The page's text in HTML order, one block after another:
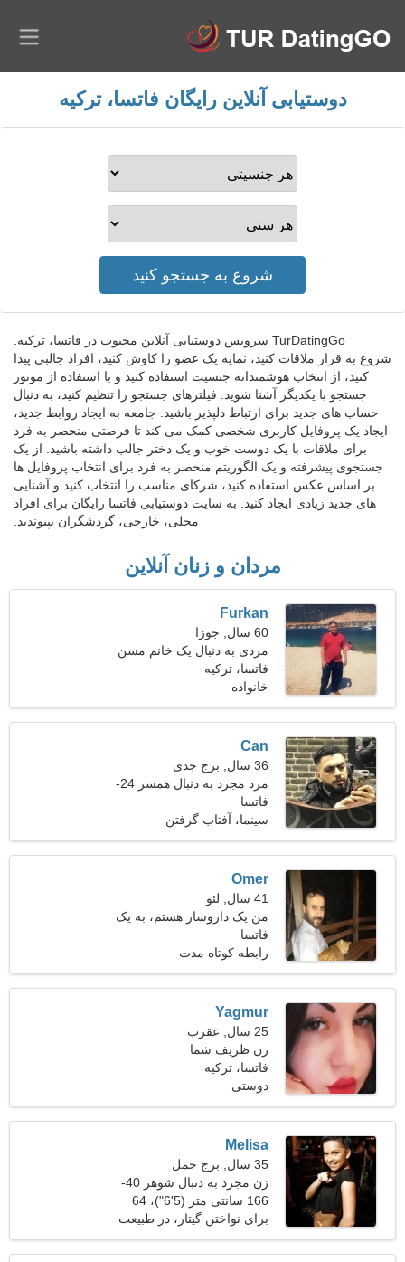
دوستیابی آنلاین رایگان فاتسا، ترکیه
TurDatingGo سرویس دوستیابی آنلاین محبوب در فاتسا، ترکیه.
شروع به قرار ملاقات کنید، نمایه یک عضو را کاوش کنید، افراد جالبی پیدا
کنید، از انتخاب هوشمندانه جنسیت استفاده کنید و با استفاده از موتور
جستجو با یکدیگر آشنا شوید. فیلترهای جستجو را تنظیم کنید، به دنبال
حساب های جدید برای ارتباط دلپذیر باشید. جامعه به ایجاد روابط جدید،
ایجاد یک پروفایل کاربری شخصی کمک می کند تا فرصتی منحصر به فرد
برای ملاقات با یک دوست خوب و یک دختر جالب داشته باشید. از یک
جستجوی پیشرفته و یک الگوریتم منحصر به فرد برای انتخاب پروفایل ها
بر اساس عکس استفاده کنید، شرکای مناسب را انتخاب کنید و آشنایی
های جدید زیادی ایجاد کنید. به سایت دوستیابی فاتسا رایگان برای افراد
محلی، خارجی، گردشگران بپیوندید.
مردان و زنان آنلاین
Furkan
60 سال, جوزا
مردی به دنبال یک خانم مسن
53-56
فاتسا، ترکیه
خانواده
Can
36 سال, برج جدی
مرد مجرد به دنبال همسر 24-
34
فاتسا
سینما، آفتاب گرفتن
Omer
41 سال, لئو
من یک داروساز هستم، به یک
خانم باحال نیاز دارم
فاتسا
رابطه کوتاه مدت
Yagmur
25 سال, عقرب
زن ظریف شما
فاتسا، ترکیه
دوستی
Melisa
35 سال, برج حمل
زن مجرد به دنبال شوهر 40-
43
166 سانتی متر (5'6")، 64
کیلوگرم (141 پوند)
برای نواختن گیتار، در طبیعت
استراحت کنید